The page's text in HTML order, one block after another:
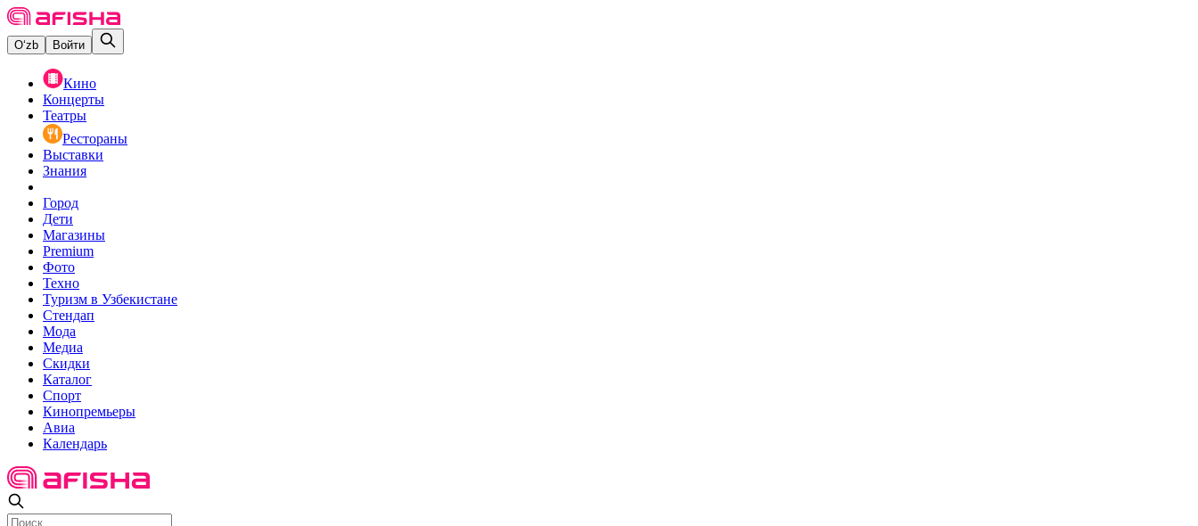
O‘zb Войти
Кино
Концерты
Театры
Рестораны
Выставки
Знания
Город
Дети
Магазины
Premium
Фото
Техно
Туризм в Узбекистане
Стендап
Мода
Медиа
Скидки
Каталог
Спорт
Кинопремьеры
Авиа
Календарь